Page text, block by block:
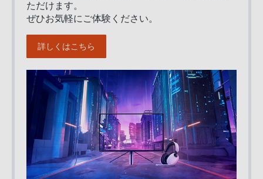
ただけます。
ぜひお気軽にご体験ください。
詳しくはこちら